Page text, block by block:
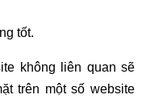
tốt.
không liên quan sẽ
trên một số website